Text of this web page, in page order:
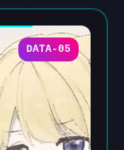
DATA-05